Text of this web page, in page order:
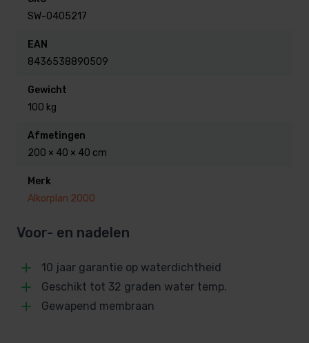
adviseren om dit door een vakman te laten doen, wij
kunnen je hier mee helpen.
Wil je een folie op maat gemaakt, vraag dan naar de
vele mogelijkheden, Wij bieden een uitstekende
begeleidingen en service.
Kenmerken
Lengte: 25 meter
Breedte: 1,65 meter
SW-0405217
EAN
8436538890509
Gewicht
100 kg
Afmetingen
200 × 40 × 40 cm
Merk
Alkorplan 2000
Voor- en nadelen
10 jaar garantie op waterdichtheid
Geschikt tot 32 graden water temp.
Gewapend membraan